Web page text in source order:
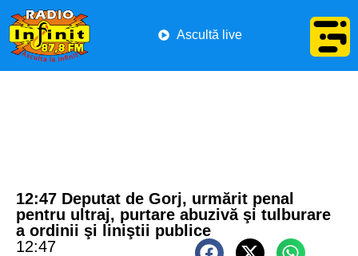
Ascultă live
12:47 Deputat de Gorj, urmărit penal
pentru ultraj, purtare abuzivă şi tulburare
a ordinii şi liniştii publice
12:47